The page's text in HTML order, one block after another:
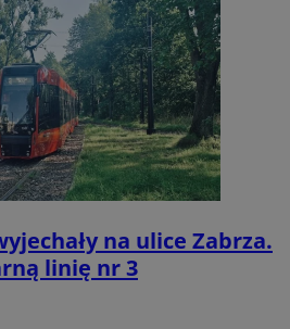
na ulice Zabrza.
linię nr 3